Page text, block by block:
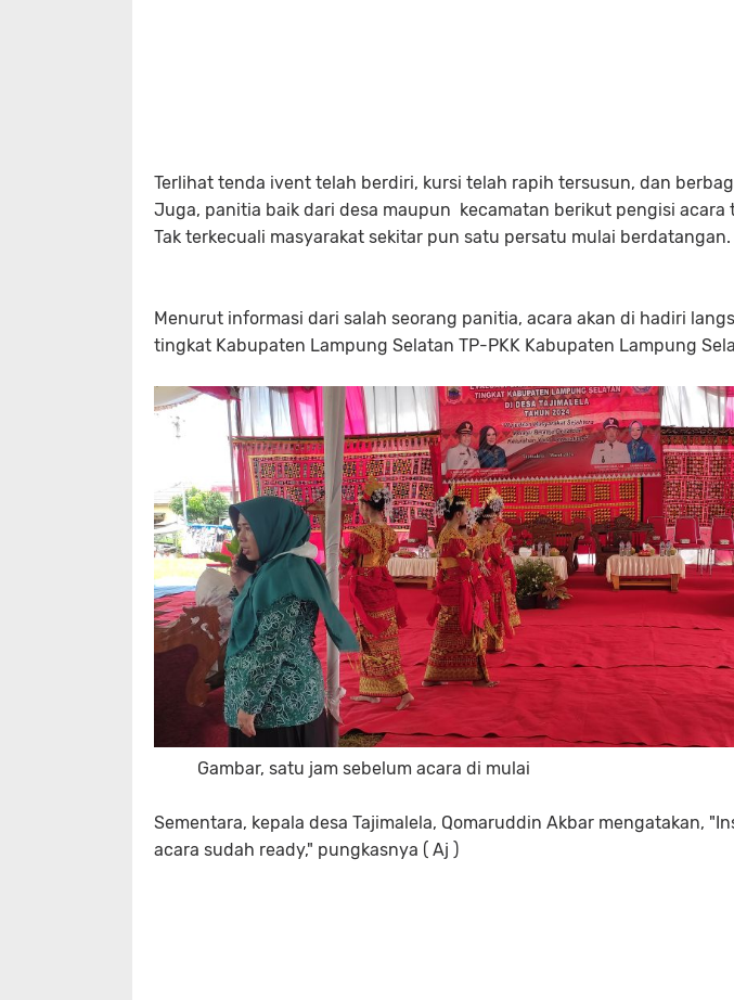
Terlihat tenda ivent telah berdiri, kursi telah rapih tersusun, dan
Juga, panitia baik dari desa maupun kecamatan berikut pengisi acara
Tak terkecuali masyarakat sekitar pun satu persatu mulai berdatangan.
Menurut informasi dari salah seorang panitia, acara akan di hadiri
tingkat Kabupaten Lampung Selatan TP-PKK Kabupaten Lampung
Gambar, satu jam sebelum acara di mulai
Sementara, kepala desa Tajimalela, Qomaruddin Akbar mengatakan,
acara sudah ready," pungkasnya ( Aj )